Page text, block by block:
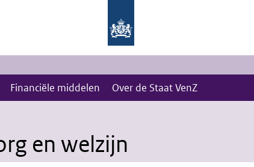
Financiële middelen Over de Staat VenZ
en welzijn